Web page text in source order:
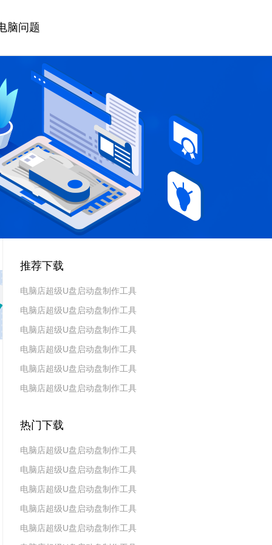
脑问题
推荐下载
电脑店超级U盘启动盘制作工具
v7.5_2606
电脑店超级U盘启动盘制作工具
v7.5_2604
电脑店超级U盘启动盘制作工具
v7.5_2602
电脑店超级U盘启动盘制作工具
v7.5_2511
电脑店超级U盘启动盘制作工具
v7.5_2509
电脑店超级U盘启动盘制作工具
热门下载
电脑店超级U盘启动盘制作工具
v7.5_2606
电脑店超级U盘启动盘制作工具
v7.5_2604
电脑店超级U盘启动盘制作工具
v7.5_2602
电脑店超级U盘启动盘制作工具
v7.5 2019(天蓬元帅版)
电脑店超级U盘启动盘制作工具